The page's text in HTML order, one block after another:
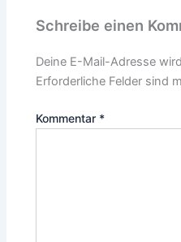
Schreibe einen
Deine E-Mail-Adresse
Erforderliche Felder sind
Kommentar *